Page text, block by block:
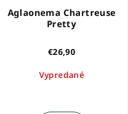
Aglaonema Chartreuse
Pretty
€26,90
Vypredané